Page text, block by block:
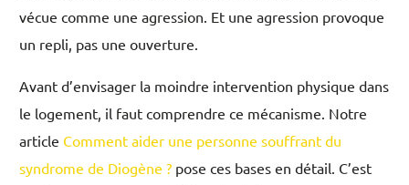
vécue comme une agression. Et une agression provoque
un repli, pas une ouverture.
Avant d’envisager la moindre intervention physique dans
le logement, il faut comprendre ce mécanisme. Notre
article Comment aider une personne souffrant du
syndrome de Diogène ? pose ces bases en détail. C’est